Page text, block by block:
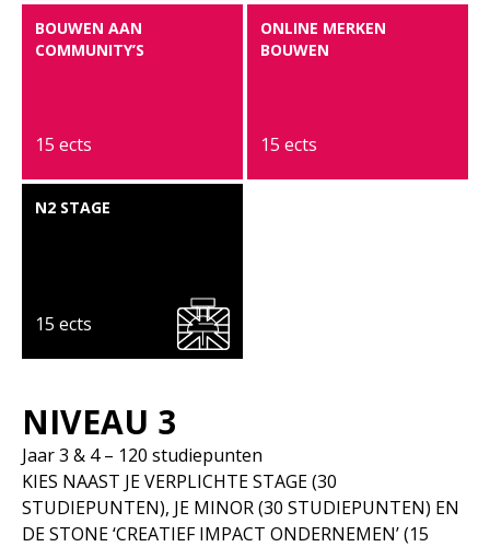
BOUWEN AAN
COMMUNITY’S
15 ects
ONLINE MERKEN
BOUWEN
15 ects
N2 STAGE
15 ects
NIVEAU 3
Jaar 3 & 4 – 120 studiepunten
KIES NAAST JE VERPLICHTE STAGE (30
STUDIEPUNTEN), JE MINOR (30 STUDIEPUNTEN) EN
DE STONE ‘CREATIEF IMPACT ONDERNEMEN’ (15